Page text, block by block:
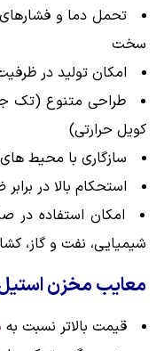
تحمل دما و
سخت
امکان تولید در
طراحی متنوع (تک
کویل حرارتی)
سازگاری با محیط
استحکام بالا در
امکان استفاده در
شیمیایی، نفت و گاز،
معایب مخزن
قیمت بالاتر نسبت به